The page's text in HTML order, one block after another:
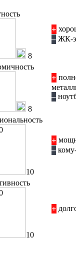
8
+
– ЖК-
8
+
–
10
+
–
10
+